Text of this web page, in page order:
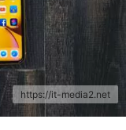
https://it-media2.net